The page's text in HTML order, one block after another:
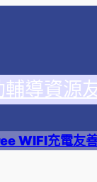
輔導資源
WIFI充電友